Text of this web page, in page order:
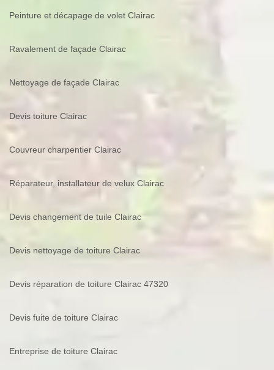
Peinture et décapage de volet Clairac
Ravalement de façade Clairac
Nettoyage de façade Clairac
Devis toiture Clairac
Couvreur charpentier Clairac
Réparateur, installateur de velux Clairac
Devis changement de tuile Clairac
Devis nettoyage de toiture Clairac
Devis réparation de toiture Clairac 47320
Devis fuite de toiture Clairac
Entreprise de toiture Clairac